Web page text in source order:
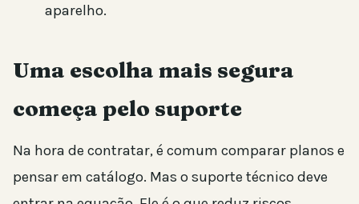
aparelho.
Uma escolha mais segura
começa pelo suporte
Na hora de contratar, é comum comparar planos e
pensar em catálogo. Mas o suporte técnico deve